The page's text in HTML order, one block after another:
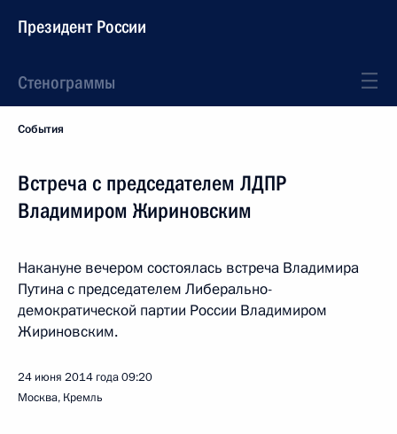
Президент России
Стенограммы
События
Встреча с председателем ЛДПР
Владимиром Жириновским
Накануне вечером состоялась встреча Владимира
Путина с председателем Либерально-
демократической партии России Владимиром
Жириновским.
24 июня 2014 года09:20
Москва, Кремль